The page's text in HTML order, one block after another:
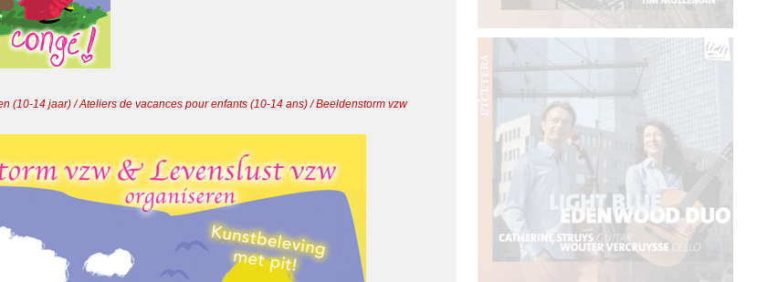
(10-14 jaar) / Ateliers de vacances pour enfants (10-14 ans) / Beeldenstorm vzw